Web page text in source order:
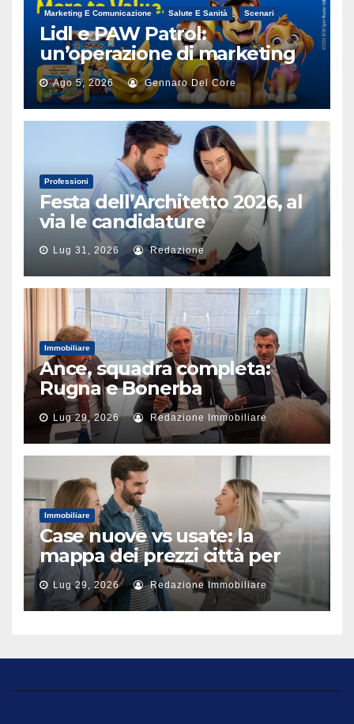
Marketing E Comunicazione Salute E Sanità Scenari
Lidl e PAW Patrol:
un’operazione di marketing
alimentare
Ago 5, 2026 Gennaro Del Core
Professioni
Festa dell’Architetto 2026, al
via le candidature
Lug 31, 2026 Redazione
Immobiliare
Ance, squadra completa:
Rugna e Bonerba
vicepresidenti
Lug 29, 2026 Redazione Immobiliare
Immobiliare
Case nuove vs usate: la
mappa dei prezzi città per
città
Lug 29, 2026 Redazione Immobiliare